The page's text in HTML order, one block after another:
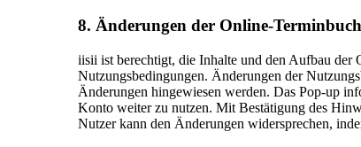
8. Änderungen der Online-
iisii ist berechtigt, die Inhalte und den Aufbau
Nutzungsbedingungen. Änderungen der
Änderungen hingewiesen werden. Das Pop-up
Konto weiter zu nutzen. Mit Bestätigung des
Nutzer kann den Änderungen widersprechen,